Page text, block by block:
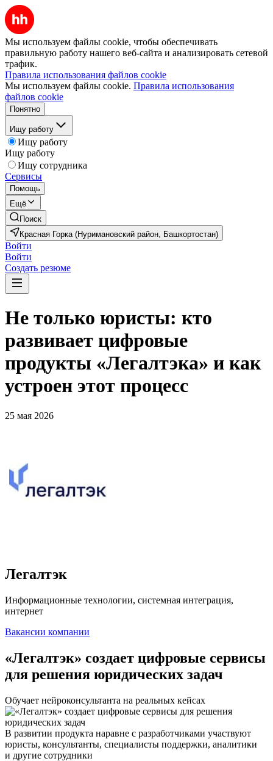
Мы используем файлы cookie, чтобы обеспечивать
правильную работу нашего веб-сайта и анализировать сетевой
трафик.
Правила использования файлов cookie
Мы используем файлы cookie. Правила использования
файлов cookie
Понятно
Ищу работу
Ищу работу
Ищу работу
Ищу сотрудника
Сервисы
Помощь
Ещё
Поиск
Красная Горка (Нуримановский район, Башкортостан)
Войти
Войти
Создать резюме
Не только юристы: кто
развивает цифровые
продукты «Легалтэка» и как
устроен этот процесс
25 мая 2026
Легалтэк
Информационные технологии, системная интеграция,
интернет
Вакансии компании
«Легалтэк» создает цифровые сервисы
для решения юридических задач
Обучает нейроконсультанта на реальных кейсах
В развитии продукта наравне с разработчиками участвуют
юристы, консультанты, специалисты поддержки, аналитики
и другие сотрудники